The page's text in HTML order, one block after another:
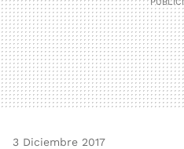
3 Diciembre 2017